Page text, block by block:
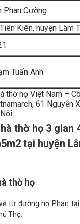
Phan Cường
Kiên, huyện Lâm
Tuấn Anh
thờ họ Việt Nam –
61 Nguyễn
thờ họ 3 gian
tại huyện
thờ họ
từ đường họ Phan
Thọ: